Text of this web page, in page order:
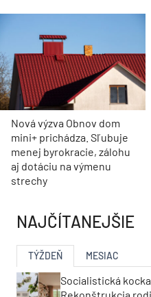
Nová výzva Obnov dom
mini+ prichádza. Sľubuje
menej byrokracie, zálohu
aj dotáciu na výmenu
strechy
NAJČÍTANEJŠIE
TÝŽDEŇ MESIAC
Socialistická